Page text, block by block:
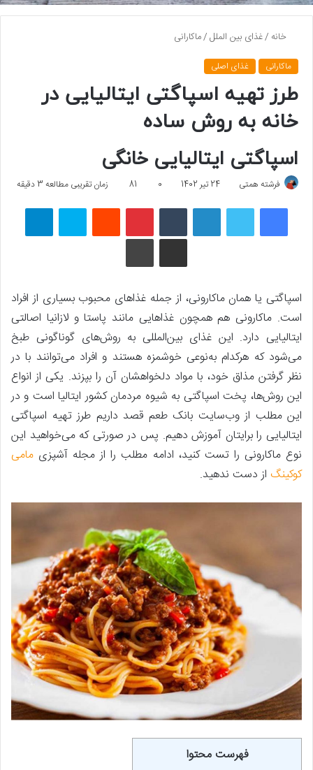
خانه /غذای بین الملل/ماکارانی
ماکارانی غذای اصلی
طرز تهیه اسپاگتی ایتالیایی در
خانه به روش ساده
اسپاگتی ایتالیایی خانگی
فرشته همتی 24 تیر 1402 0
81 زمان تقریبی مطالعه 3 دقیقه
فیسبوک لینکداین پینتریست اسکایپ
چاپ
اسپاگتی یا همان ماکارونی، از جمله غذاهای محبوب بسیاری از افراد
است. ماکارونی هم همچون غذاهایی مانند پاستا و لازانیا اصالتی
ایتالیایی دارد. این غذای بین‌المللی به روش‌های گوناگونی طبخ
می‌شود که هرکدام به‌نوعی خوشمزه هستند و افراد می‌توانند با در
نظر گرفتن مذاق خود، با مواد دلخواهشان آن را بپزند. یکی از انواع
این روش‌ها، پخت اسپاگتی به شیوه مردمان کشور ایتالیا است و در
این مطلب از وب‌سایت بانک طعم قصد داریم طرز تهیه اسپاگتی
ایتالیایی را برایتان آموزش دهیم. پس در صورتی که می‌خواهید این
نوع ماکارونی را تست کنید، ادامه مطلب را از مجله آشپزی مامی
کوکینگ از دست ندهید.
فهرست محتوا